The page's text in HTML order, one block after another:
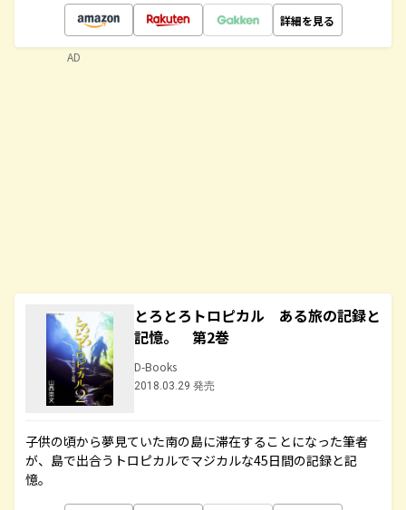
詳細を見る
とろとろトロピカル ある旅の記録と
記憶。 第2巻
D-Books
2018.03.29 発売
子供の頃から夢見ていた南の島に滞在することになった筆者
が、島で出合うトロピカルでマジカルな45日間の記録と記
憶。
AD